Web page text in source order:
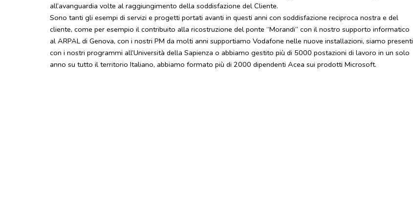
all’avanguardia volte al raggiungimento della soddisfazione del Cliente.
Sono tanti gli esempi di servizi e progetti portati avanti in questi anni con soddisfazione reciproca nostra e del
cliente, come per esempio il contribuito alla ricostruzione del ponte “Morandi” con il nostro supporto informatico
al ARPAL di Genova, con i nostri PM da molti anni supportiamo Vodafone nelle nuove installazioni, siamo presenti
con i nostri programmi all’Università della Sapienza o abbiamo gestito più di 5000 postazioni di lavoro in un solo
anno su tutto il territorio Italiano, abbiamo formato più di 2000 dipendenti Acea sui prodotti Microsoft.